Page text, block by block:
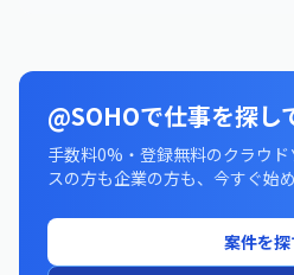
@SOHOで仕事を探し
手数料0%・登録無料のクラウ
スの方も企業の方も、今すぐ始め
案件を探